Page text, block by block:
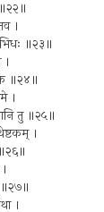
।
॥२३॥
॥२४॥
।
तु ॥२५॥
।
॥२७॥
।